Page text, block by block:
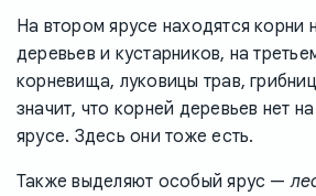
На втором ярусе находятся корни
деревьев и кустарников, на
корневища, луковицы трав,
значит, что корней деревьев нет
ярусе. Здесь они тоже есть.
Также выделяют особый ярус —